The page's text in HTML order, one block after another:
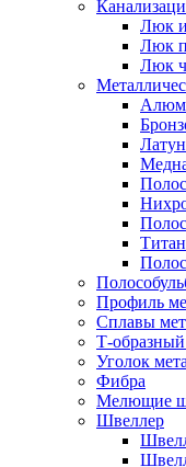
Люк
Люк
Люк
Профиль
Сплавы
Т-
Уголок
Фибра
Мелющие
Швеллер